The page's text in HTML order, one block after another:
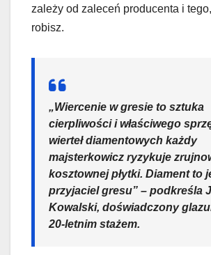
zależy od zaleceń producenta i
robisz.
„Wiercenie w gresie to sztuka
cierpliwości i właściwego
wierteł diamentowych każdy
majsterkowicz ryzykuje
kosztownej płytki. Diament to
przyjaciel gresu” – podkreśla
Kowalski, doświadczony
20-letnim stażem.